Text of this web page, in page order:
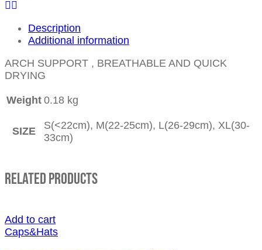
Description
Additional information
ARCH SUPPORT , BREATHABLE AND QUICK
DRYING
Weight 0.18 kg
SIZE
S(<22cm), M(22-25cm), L(26-29cm), XL(30-
33cm)
Related Products
Add to cart
Caps&Hats